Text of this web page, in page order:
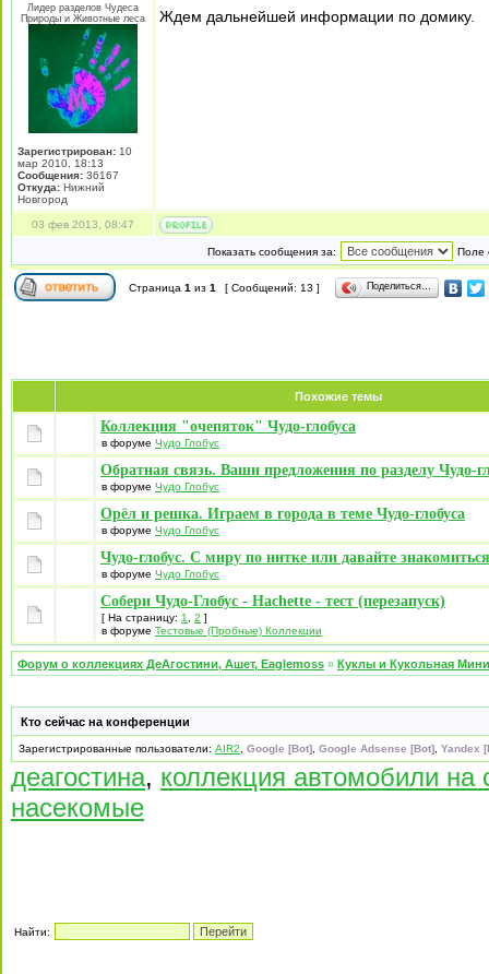
Лидер разделов Чудеса
Природы и Животные леса
Зарегистрирован: 10
мар 2010, 18:13
Сообщения: 36167
Откуда: Нижний
Новгород
Ждем дальнейшей информации по домику.
03 фев 2013, 08:47
Показать сообщения за: Поле
Страница 1 из 1 [ Сообщений: 13 ] Поделиться…
Похожие темы
Коллекция "очепяток" Чудо-глобуса
в форуме Чудо Глобус
Обратная связь. Ваши предложения по разделу Чудо-
в форуме Чудо Глобус
Орёл и решка. Играем в города в теме Чудо-глобуса
в форуме Чудо Глобус
Чудо-глобус. С миру по нитке или давайте знакомиться
в форуме Чудо Глобус
Собери Чудо-Глобус - Hachette - тест (перезапуск)
[ На страницу: 1 2 ]
в форуме Тестовые (Пробные) Коллекции
Форум о коллекциях ДеАгостини, Ашет, Eaglemoss » Куклы и Кукольная
Кто сейчас на конференции
Зарегистрированные пользователи: AIR2 Google [Bot] Google Adsense [Bot] Yandex
деагостина, коллекция автомобили на
насекомые
Найти: